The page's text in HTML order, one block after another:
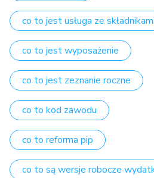
co to jest usługa ze składnikami
co to jest wyposażenie
co to jest zeznanie roczne
co to kod zawodu
co to reforma pip
co to są wersje robocze